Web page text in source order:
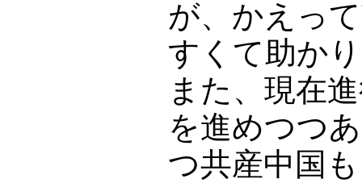
が、かえっ
すくて助か
また、現在
を進めつつ
つ共産中国